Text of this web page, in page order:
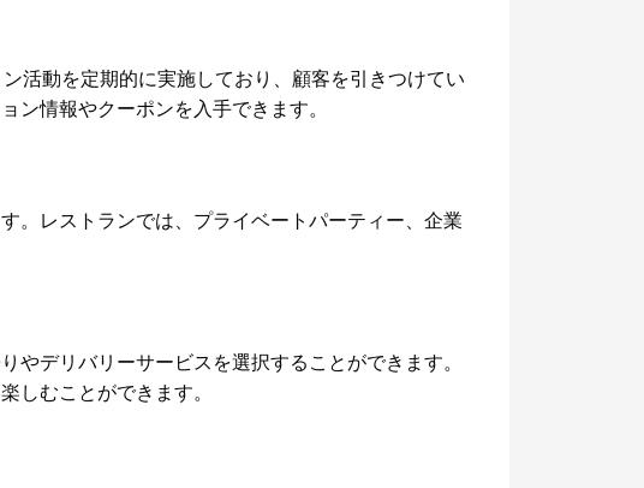
活動を定期的に実施しており、顧客を引きつけてい
ン情報やクーポンを入手できます。
。レストランでは、プライベートパーティー、企業
デリバリーサービスを選択することができます。
しむことができます。